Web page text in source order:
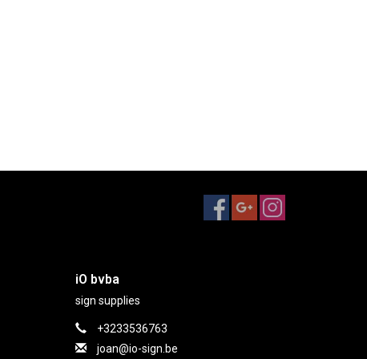
iO bvba
sign supplies
+3233536763
joan@io-sign.be